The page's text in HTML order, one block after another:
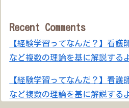
Recent Comments
【経験学習ってなんだ？】看護
など複数の理論を基に解説する
【経験学習ってなんだ？】看護
など複数の理論を基に解説する